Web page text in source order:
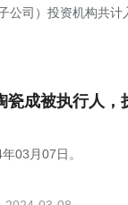
司）投资机构共计
瓷成被执行人，
03月07日。